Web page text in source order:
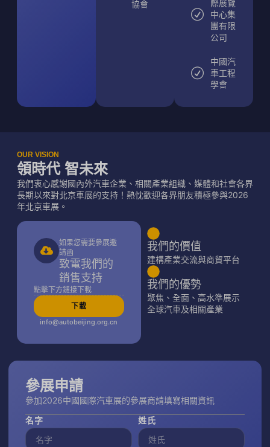
協會
際展覽
中心集
團有限
公司
中國汽
車工程
學會
參展申請
參加2026中國國際汽車展的參展商請填寫相關資訊
名字 姓氏
OUR VISION
領時代 智未來
我們衷心感謝國內外汽車企業、相關產業組織、媒體和社會各界
長期以來對北京車展的支持！熱忱歡迎各界朋友積極參與2026
年北京車展。
我們的價值
建構產業交流與商貿平台
我們的優勢
聚焦、全面、高水準展示
全球汽車及相關產業
如果您需要參展邀
請函
致電我們的
銷售支持
點擊下方鏈接下載
下載
info@autobeijing.org.cn